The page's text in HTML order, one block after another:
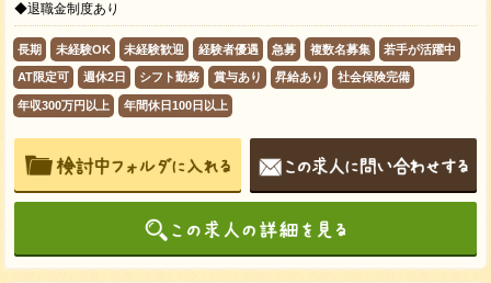
◆退職金制度あり
長期 未経験OK 未経験歓迎 経験者優遇 急募 複数名募集 若手が活躍中
AT限定可 週休2日 シフト勤務 賞与あり 昇給あり 社会保険完備
年収300万円以上 年間休日100日以上